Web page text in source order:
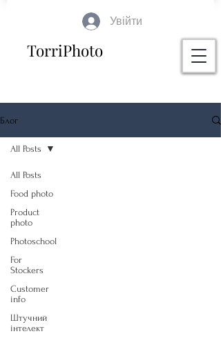
TorriPhoto
Увійти
Блог
All Posts
Food photo
Product
photo
Photoschool
For
Stockers
Customer
info
Штучний
інтелект
All Posts